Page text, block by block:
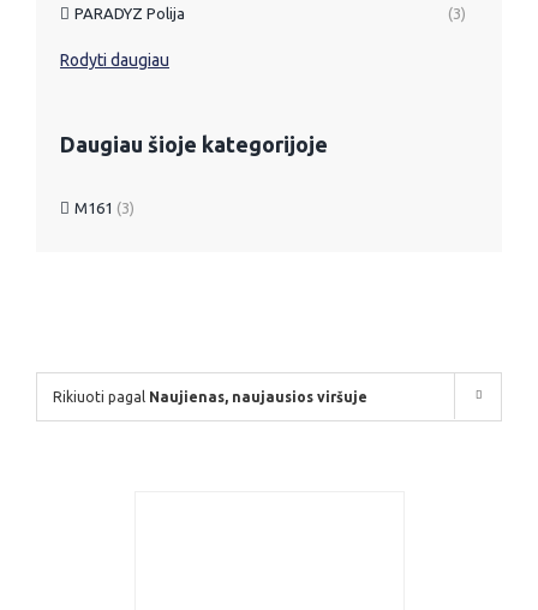
Rikiuoti pagal Naujienas, naujausios viršuje
PARADYZ Polija (3)
Rodyti daugiau
Daugiau šioje kategorijoje
M161 (3)